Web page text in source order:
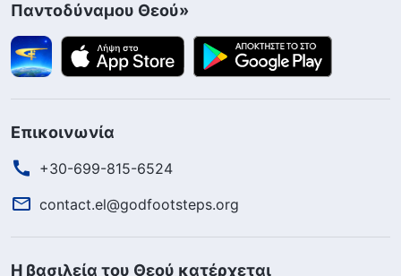
Παντοδύναμου Θεού»
Επικοινωνία
+30-699-815-6524
contact.el@godfootsteps.org
Η βασιλεία του Θεού κατέρχεται